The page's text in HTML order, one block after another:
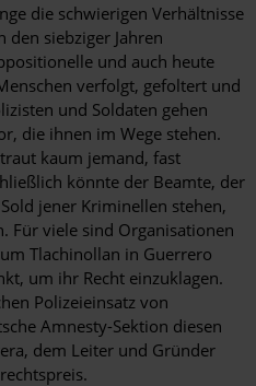
die schwierigen Verhältnisse
den siebziger Jahren
und auch heute
verfolgt, gefoltert und
und Soldaten gehen
die ihnen im Wege stehen.
kaum jemand, fast
könnte der Beamte, der
jener Kriminellen stehen,
Für viele sind Organisationen
Tlachinollan in Guerrero
um ihr Recht einzuklagen.
Polizeieinsatz von
Amnesty-Sektion diesen
dem Leiter und Gründer